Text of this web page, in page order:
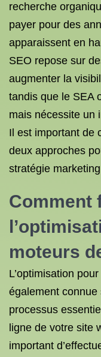
recherche
payer pour des
apparaissent en
SEO repose sur
augmenter la
tandis que le SEA
mais nécessite un
Il est important de
deux approches
stratégie
Comment
moteurs
L’optimisation
également
processus
ligne de votre site
important